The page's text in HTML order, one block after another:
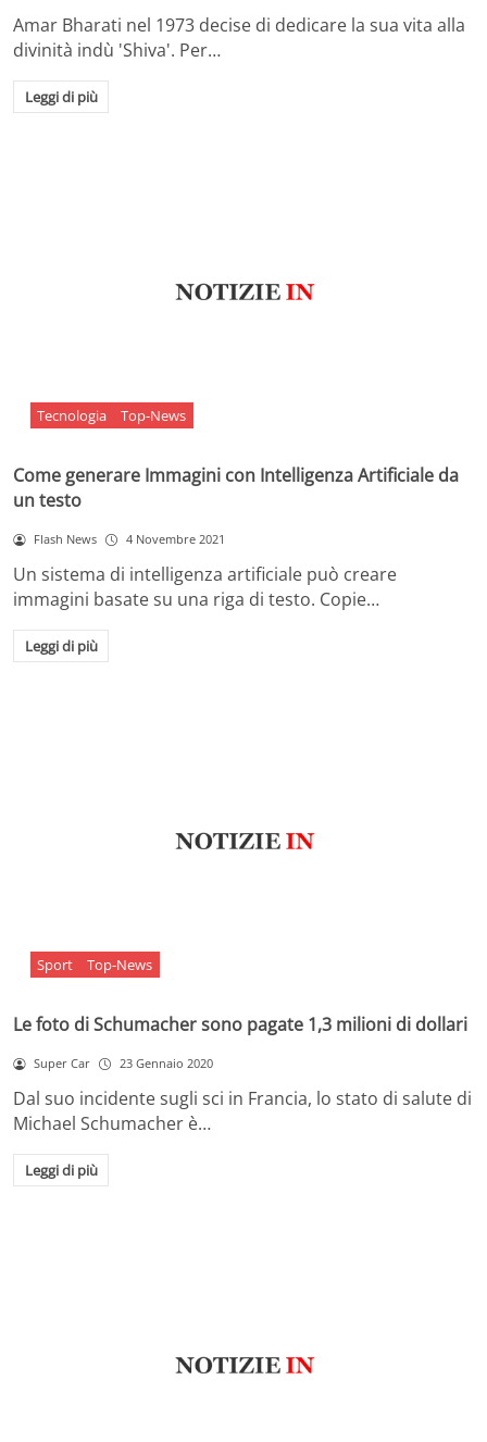
Amar Bharati nel 1973 decise di dedicare la sua vita alla
divinità indù 'Shiva'. Per…
Leggi di più
Tecnologia Top-News
Come generare Immagini con Intelligenza Artificiale da
un testo
Flash News 4 Novembre 2021
Un sistema di intelligenza artificiale può creare
immagini basate su una riga di testo. Copie…
Leggi di più
Sport Top-News
Le foto di Schumacher sono pagate 1,3 milioni di dollari
Super Car 23 Gennaio 2020
Dal suo incidente sugli sci in Francia, lo stato di salute di
Michael Schumacher è…
Leggi di più